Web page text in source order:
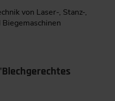
von Laser-, Stanz-,